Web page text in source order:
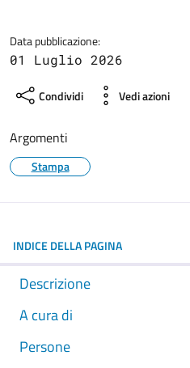
Data pubblicazione:
01 Luglio 2026
Condividi Vedi azioni
Argomenti
Stampa
INDICE DELLA PAGINA
Descrizione
A cura di
Persone